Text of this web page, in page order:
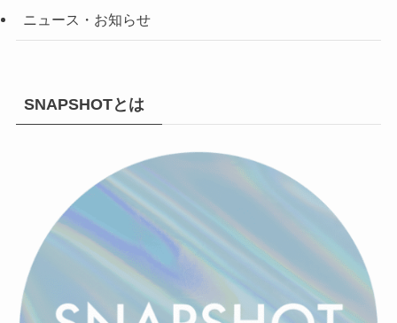
ニュース・お知らせ
SNAPSHOTとは